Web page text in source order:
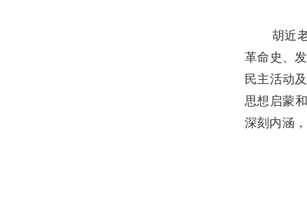
胡近
革命史、
民主活动
思想启蒙
深刻内涵